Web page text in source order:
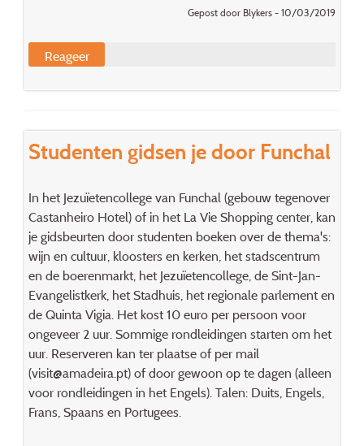
Gepost door Blykers - 10/03/2019
Reageer
Studenten gidsen je door Funchal
In het Jezuïetencollege van Funchal (gebouw tegenover
Castanheiro Hotel) of in het La Vie Shopping center, kan
je gidsbeurten door studenten boeken over de thema's:
wijn en cultuur, kloosters en kerken, het stadscentrum
en de boerenmarkt, het Jezuïetencollege, de Sint-Jan-
Evangelistkerk, het Stadhuis, het regionale parlement en
de Quinta Vigia. Het kost 10 euro per persoon voor
ongeveer 2 uur. Sommige rondleidingen starten om het
uur. Reserveren kan ter plaatse of per mail
(visit@amadeira.pt) of door gewoon op te dagen (alleen
voor rondleidingen in het Engels). Talen: Duits, Engels,
Frans, Spaans en Portugees.